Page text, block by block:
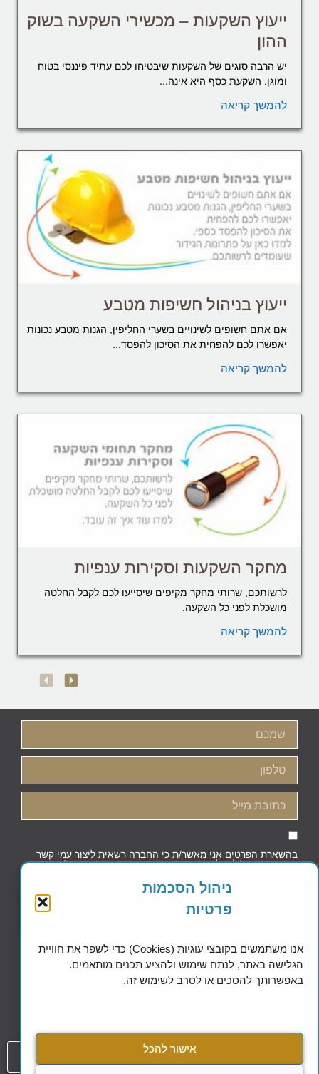
ניהול הסכמות
פרטיות
אנו משתמשים בקובצי עוגיות (Cookies) כדי לשפר את חוויית
הגלישה באתר, לנתח שימוש ולהציע תכנים מותאמים.
באפשרותך להסכים או לסרב לשימוש זה.
אישור להכל
ייעוץ השקעות – מכשירי השקעה בשוק
ההון
יש הרבה סוגים של השקעות שיבטיחו לכם עתיד פיננסי בטוח
ומוגן. השקעת כסף היא אינה...
להמשך קריאה
ייעוץ בניהול חשיפות מטבע
אם אתם חשופים לשינויים בשערי החליפין, הגנות מטבע נכונות
יאפשרו לכם להפחית את הסיכון להפסד...
להמשך קריאה
מחקר השקעות וסקירות ענפיות
לרשותכם, שרותי מחקר מקיפים שיסייעו לכם לקבל החלטה
מושכלת לפני כל השקעה.
להמשך קריאה
בהשארת הפרטים אני מאשר/ת כי החברה רשאית ליצור עמי קשר
באמצעות דוא"ל, טלפון או הודעות, וכי קראתי ואני מסכים/ה
054-808-1508